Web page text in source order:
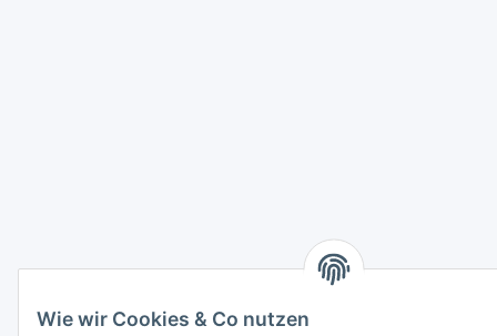
Wie wir Cookies & Co nutzen